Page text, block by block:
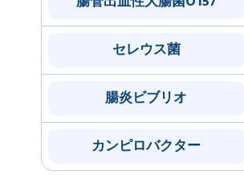
セレウス菌
腸炎ビブリオ
カンピロバクター